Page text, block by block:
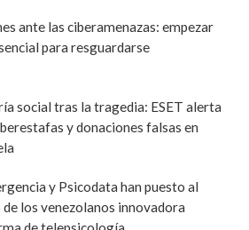
ante las ciberamenazas: empezar
para resguardarse
social tras la tragedia: ESET alerta
y donaciones falsas en
y Psicodata han puesto al
los venezolanos innovadora